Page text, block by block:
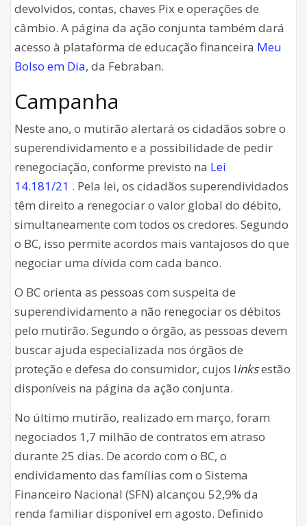
devolvidos, contas, chaves Pix e operações de
câmbio. A página da ação conjunta também dará
acesso à plataforma de educação financeira Meu
Bolso em Dia, da Febraban.
Campanha
Neste ano, o mutirão alertará os cidadãos sobre o
superendividamento e a possibilidade de pedir
renegociação, conforme previsto na Lei
14.181/21 . Pela lei, os cidadãos superendividados
têm direito a renegociar o valor global do débito,
simultaneamente com todos os credores. Segundo
o BC, isso permite acordos mais vantajosos do que
negociar uma dívida com cada banco.
O BC orienta as pessoas com suspeita de
superendividamento a não renegociar os débitos
pelo mutirão. Segundo o órgão, as pessoas devem
buscar ajuda especializada nos órgãos de
proteção e defesa do consumidor, cujos linksestão
disponíveis na página da ação conjunta.
No último mutirão, realizado em março, foram
negociados 1,7 milhão de contratos em atraso
durante 25 dias. De acordo com o BC, o
endividamento das famílias com o Sistema
Financeiro Nacional (SFN) alcançou 52,9% da
renda familiar disponível em agosto. Definido